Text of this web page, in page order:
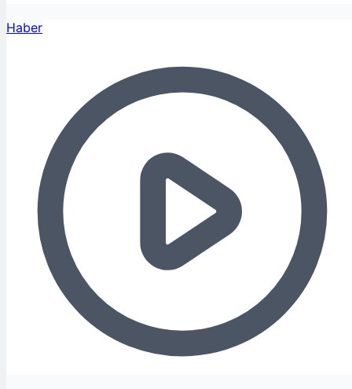
Haber